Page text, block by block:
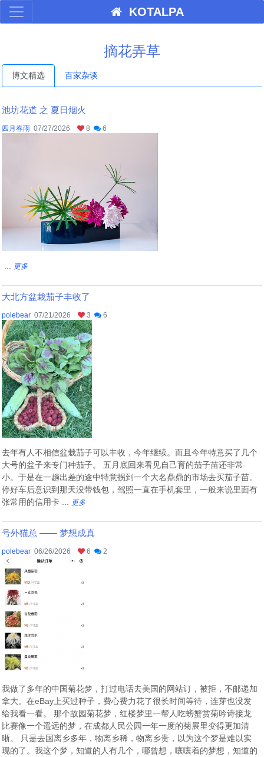
KOTALPA
摘花弄草
博文精选 百家杂谈
池坊花道 之 夏日烟火
四月春雨 07/27/2026 8 6
更多
大北方盆栽茄子丰收了
polebear 07/21/2026 3 6
去年有人不相信盆栽茄子可以丰收，今年继续。而且今年特意买了几个
大号的盆子来专门种茄子。 五月底回来看见自己育的茄子苗还非常
小。于是在一趟出差的途中特意拐到一个大名鼎鼎的市场去买茄子苗。
停好车后意识到那天没带钱包，驾照一直在手机套里，一般来说里面有
张常用的信用卡 ...
更多
号外猫总 —— 梦想成真
polebear 06/26/2026 6 2
我做了多年的中国菊花梦，打过电话去美国的网站订，被拒，不邮递加
拿大。在eBay上买过种子，费心费力花了很长时间等待，连芽也没发
给我看一看。 那个故园菊花梦，红楼梦里一帮人吃螃蟹赏菊吟诗接龙
比赛像一个遥远的梦，在成都人民公园一年一度的菊展里变得更加清
晰。 只是去国离乡多年，物离乡稀，物离乡贵，以为这个梦是难以实
现的了。我这个梦，知道的人有几个，哪曾想，嚷嚷着的梦想，知道的